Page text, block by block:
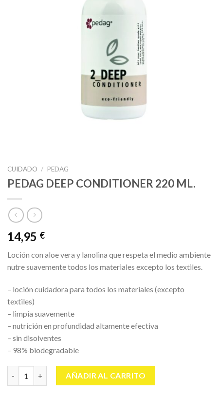
CUIDADO / PEDAG
PEDAG DEEP CONDITIONER 220 ML.
14,95 €
Loción con aloe vera y lanolina que respeta el medio ambiente
nutre suavemente todos los materiales excepto los textiles.
– loción cuidadora para todos los materiales (excepto
textiles)
– limpia suavemente
– nutrición en profundidad altamente efectiva
– sin disolventes
– 98% biodegradable
PEDAG DEEP CONDITIONER 220 ML. cantidad
AÑADIR AL CARRITO